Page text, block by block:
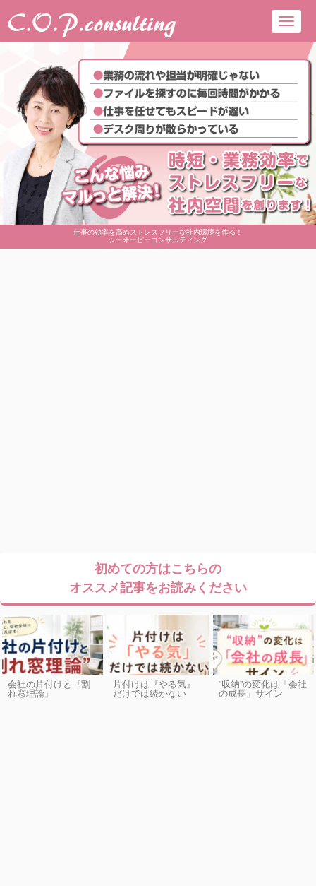
仕事の効率を高めストレスフリーな社内環境を作る！
シーオーピーコンサルティング
初めての方はこちらの
オススメ記事をお読みください
会社の片付けと『割
れ窓理論』
片付けは『やる気』
だけでは続かない
“収納”の変化は「会社
の成長」サイン